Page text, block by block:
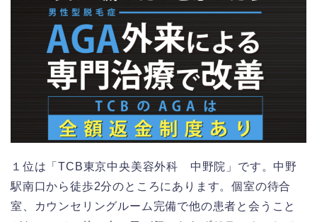
１位は「TCB東京中央美容外科 中野院」です。中野
駅南口から徒歩2分のところにあります。個室の待合
室、カウンセリングルーム完備で他の患者と会うこと